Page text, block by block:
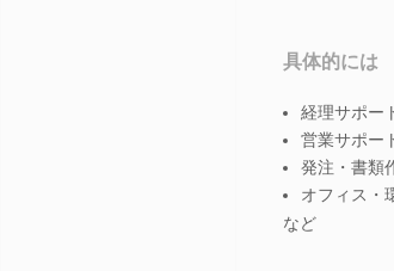
具体的には
経理サポー
営業サポー
発注・書類
オフィス・
など